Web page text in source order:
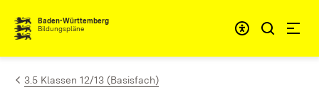
Zum Inhalt springen
Baden-Württemberg
Bildungspläne
3.5 Klassen 12/13 (Basisfach)